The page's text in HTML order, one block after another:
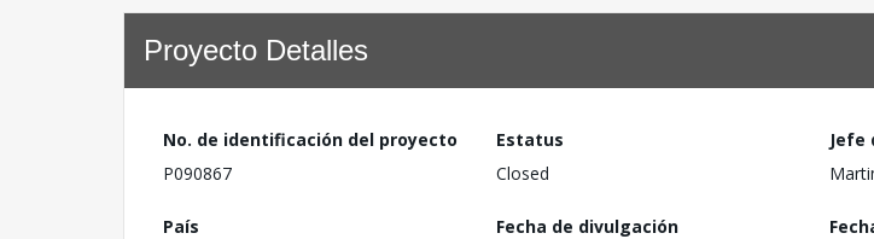
Proyecto Detalles
No. de identificación del proyecto
P090867
Estatus
Closed
Jefe
País
Fecha de divulgación